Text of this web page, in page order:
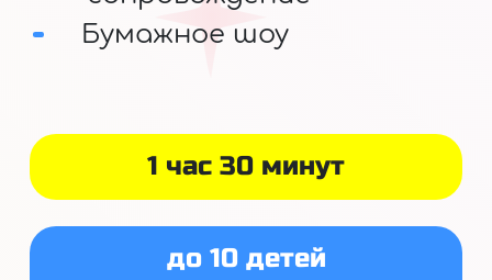
1 час 30 минут
до 10 детей
Бумажное шоу